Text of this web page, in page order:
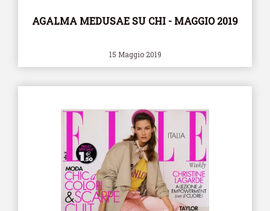
AGALMA MEDUSAE SU CHI - MAGGIO 2019
15 Maggio 2019